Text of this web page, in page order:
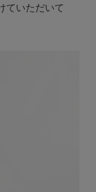
ていただいて